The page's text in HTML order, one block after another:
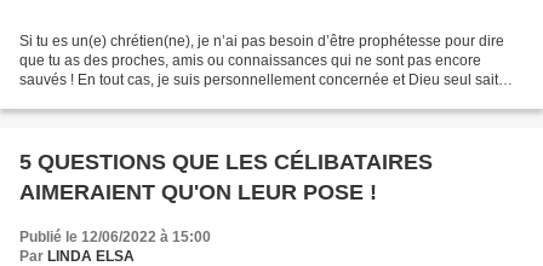
Si tu es un(e) chrétien(ne), je n’ai pas besoin d’être prophétesse pour dire
que tu as des proches, amis ou connaissances qui ne sont pas encore
sauvés ! En tout cas, je suis personnellement concernée et Dieu seul sait
5 QUESTIONS QUE LES CÉLIBATAIRES
AIMERAIENT QU'ON LEUR POSE !
Publié le 12/06/2022 à 15:00
Par LINDA ELSA